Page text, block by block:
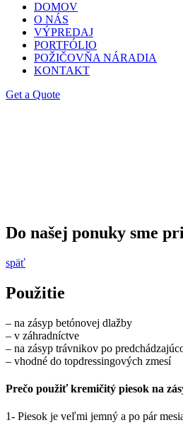
DOMOV
O NÁS
VÝPREDAJ
PORTFÓLIO
POŽIČOVŇA NÁRADIA
KONTAKT
Get a Quote
Do našej ponuky sme
späť
Použitie
– na zásyp betónovej dlažby
– v záhradníctve
– na zásyp trávnikov po
– vhodné do topdressingových zmesí
Prečo použiť kremičitý piesok na
1- Piesok je veľmi jemný a po pár